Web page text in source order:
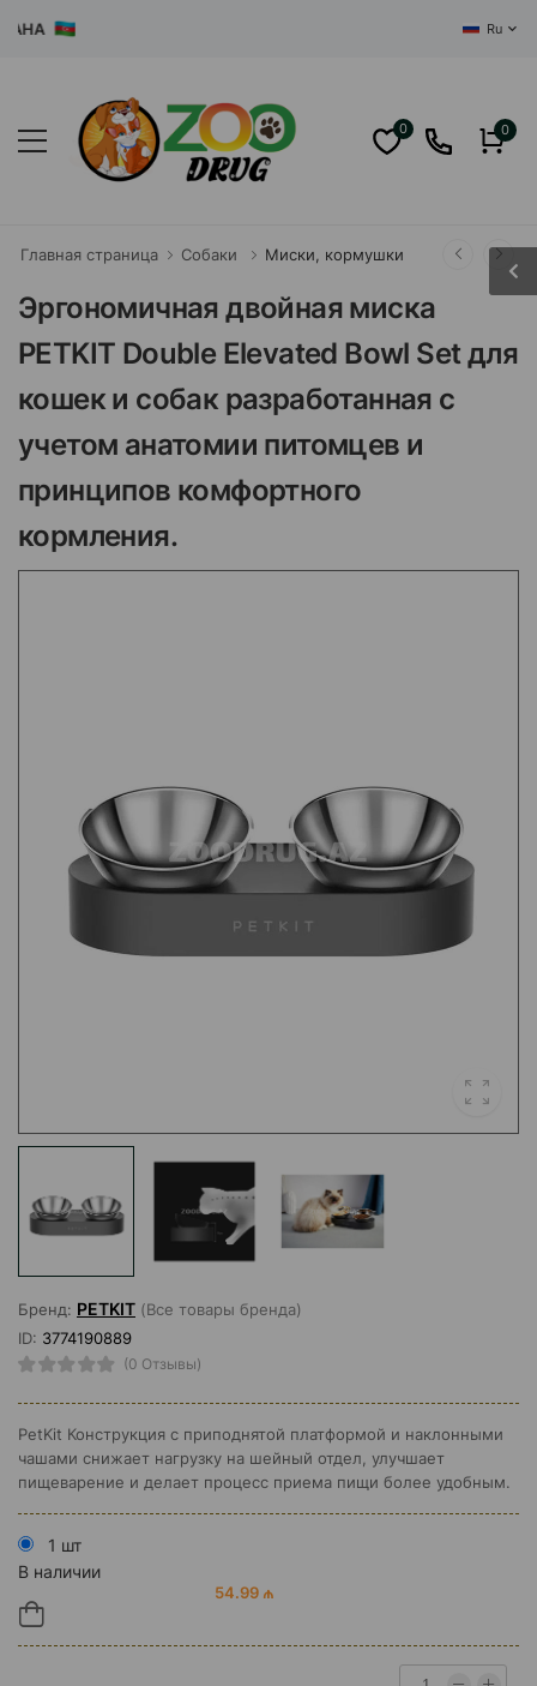
Ru
0 0
Главная страница Собаки Миски, кормушки
Эргономичная двойная миска
PETKIT Double Elevated Bowl Set для
кошек и собак разработанная с
учетом анатомии питомцев и
принципов комфортного
кормления.
Бренд: PETKIT (Все товары бренда)
ID: 3774190889
(0 Отзывы)
PetKit Конструкция с приподнятой платформой и наклонными
чашами снижает нагрузку на шейный отдел, улучшает
пищеварение и делает процесс приема пищи более удобным.
1 шт
В наличии
54.99 ₼